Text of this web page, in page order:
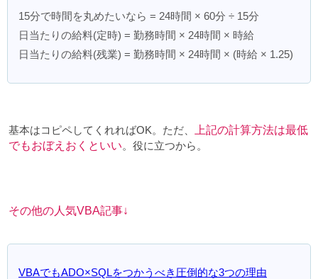
15分で時間を丸めたいなら = 24時間 × 60分 ÷ 15分
日当たりの給料(定時) = 勤務時間 × 24時間 × 時給
日当たりの給料(残業) = 勤務時間 × 24時間 × (時給 × 1.25)
基本はコピペしてくれればOK。ただ、
上記の計算方法は最低
でもおぼえおくといい。役に立つから。
その他の人気VBA記事↓
VBAでもADO×SQLをつかうべき圧倒的な3つの理由